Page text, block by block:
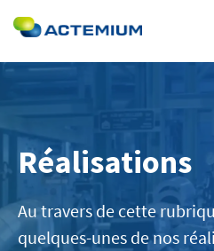
Segments
Actualités
Rechercher :
Réalisations
Au travers de cette
quelques-unes de nos